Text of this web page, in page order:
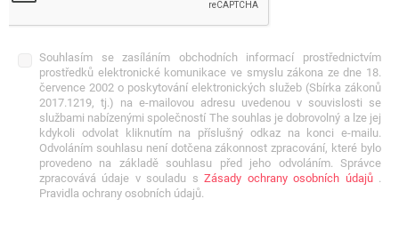
Souhlasím se zasíláním obchodních informací prostřednictvím
prostředků elektronické komunikace ve smyslu zákona ze dne 18.
července 2002 o poskytování elektronických služeb (Sbírka zákonů
2017.1219, tj.) na e-mailovou adresu uvedenou v souvislosti se
službami nabízenými společností The souhlas je dobrovolný a lze jej
kdykoli odvolat kliknutím na příslušný odkaz na konci e-mailu.
Odvoláním souhlasu není dotčena zákonnost zpracování, které bylo
provedeno na základě souhlasu před jeho odvoláním. Správce
zpracovává údaje v souladu s Zásady ochrany osobních údajů.
Pravidla ochrany osobních údajů.